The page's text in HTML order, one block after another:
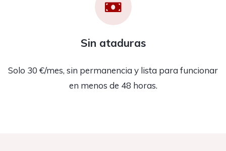
Sin ataduras
Solo 30 €/mes, sin permanencia y lista para funcionar
en menos de 48 horas.